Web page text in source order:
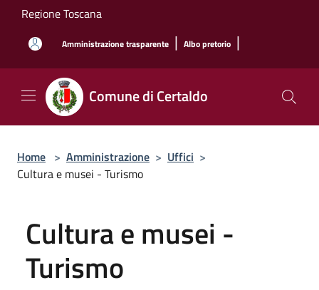
Salta al contenuto principale
Regione Toscana
Amministrazione trasparente | Albo pretorio |
Comune di Certaldo
Home > Amministrazione > Uffici >
Cultura e musei - Turismo
Cultura e musei -
Turismo